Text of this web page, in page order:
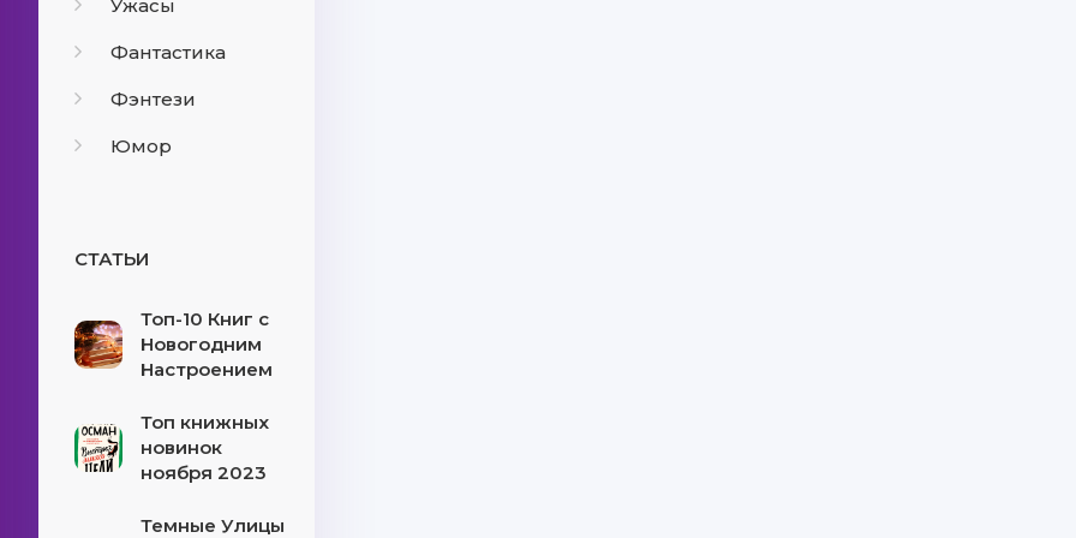
Ужасы
Фантастика
Фэнтези
Юмор
СТАТЬИ
Топ-10 Книг с
Новогодним
Настроением
Топ книжных
новинок
ноября 2023
Темные Улицы